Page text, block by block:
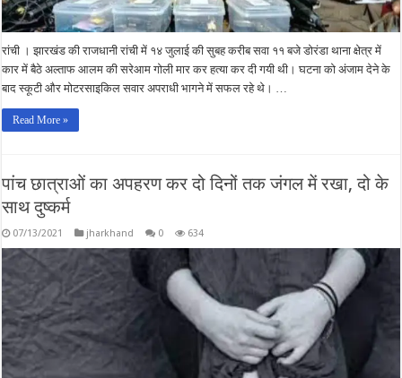
रांची । झारखंड की राजधानी रांची में १४ जुलाई की सुबह करीब सवा ११ बजे डोरंडा थाना क्षेत्र में
कार में बैठे अल्ताफ आलम की सरेआम गोली मार कर हत्या कर दी गयी थी। घटना को अंजाम देने के
बाद स्कूटी और मोटरसाइकिल सवार अपराधी भागने में सफल रहे थे। …
Read More »
पांच छात्राओं का अपहरण कर दो दिनों तक जंगल में रखा, दो के
साथ दुष्कर्म
07/13/2021 jharkhand 0 634